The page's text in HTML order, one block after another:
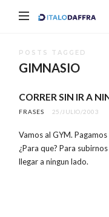
POSTS TAGGED
GIMNASIO
CORRER SIN IR A
FRASES 25/JULIO/2003
Vamos al GYM.
¿Para que? Para
llegar a ningun lado.